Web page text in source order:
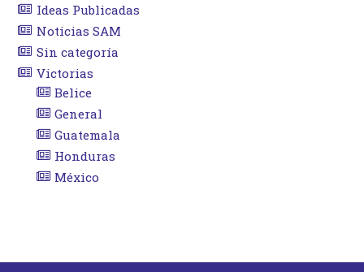
Ideas Publicadas
Noticias SAM
Sin categoría
Victorias
Belice
General
Guatemala
Honduras
México